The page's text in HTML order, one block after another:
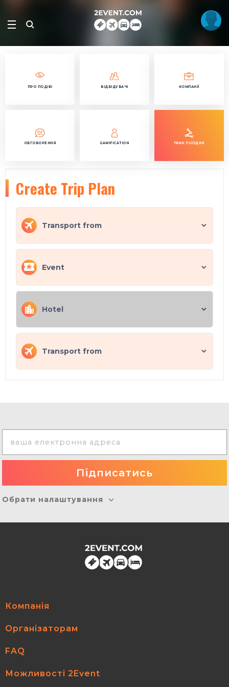
ПРО ПОДІЮ ВІДВІДУВАЧІ КОМПАНІЇ
ОБГОВОРЕННЯ GAMIFICATION ПЛАН ПОЇЗДКИ
Create Trip Plan
Transport from
Event
Hotel
Transport from
Обрати налаштування
Компанія
Організаторам
FAQ
Можливості 2Event